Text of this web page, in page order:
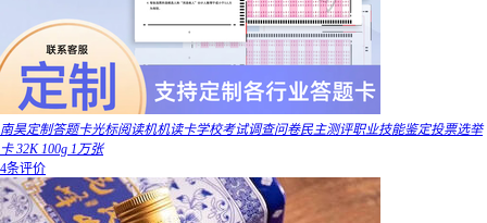
南昊定制答题卡光标阅读机机读卡学校考试调查问卷民主测评职业技能鉴定投票选举
卡 32K 100g 1万张
4条评价